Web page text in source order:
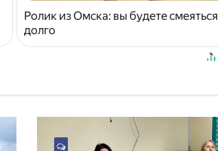
Ролик из Омска: вы будете смеяться
долго